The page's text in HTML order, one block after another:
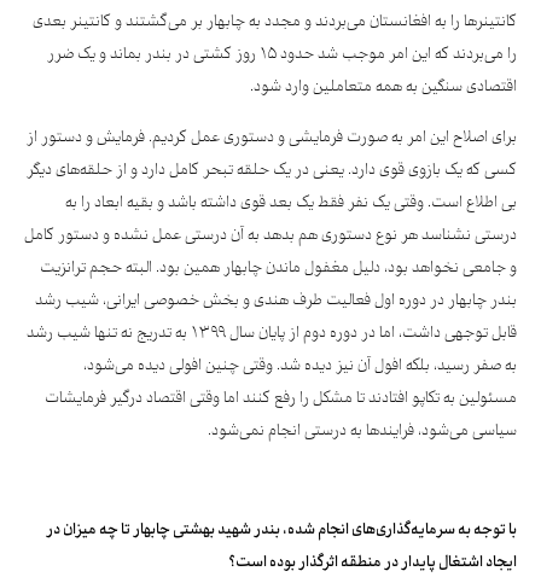
کانتینرها را به افغانستان می‌بردند و مجدد به چابهار بر می‌گشتند و کانتینر بعدی
را می‌بردند که این امر موجب شد حدود ۱۵ روز کشتی در بندر بماند و یک ضرر
اقتصادی سنگین به همه متعاملین وارد شود.
برای اصلاح این امر به صورت فرمایشی و دستوری عمل کردیم. فرمایش و دستور از
کسی که یک بازوی قوی دارد. یعنی در یک حلقه تبحر کامل دارد و از حلقه‌های دیگر
بی اطلاع است. وقتی یک نفر فقط یک بعد قوی داشته باشد و بقیه ابعاد را به
درستی نشناسد هر نوع دستوری هم بدهد به آن درستی عمل نشده و دستور کامل
و جامعی نخواهد بود، دلیل مغفول ماندن چابهار همین بود. البته حجم ترانزیت
بندر چابهار در دوره اول فعالیت طرف هندی و بخش خصوصی ایرانی، شیب رشد
قابل توجهی داشت، اما در دوره دوم از پایان سال ۱۳۹۹ به تدریج نه تنها شیب رشد
به صفر رسید، بلکه افول آن نیز دیده شد. وقتی چنین افولی دیده می‌شود،
مسئولین به تکاپو افتادند تا مشکل را رفع کنند اما وقتی اقتصاد درگیر فرمایشات
سیاسی می‌شود، فرایندها به درستی انجام نمی‌شود.
با توجه به سرمایه‌گذاری‌های انجام شده، بندر شهید بهشتی چابهار تا چه میزان در
ایجاد اشتغال پایدار در منطقه اثرگذار بوده است؟